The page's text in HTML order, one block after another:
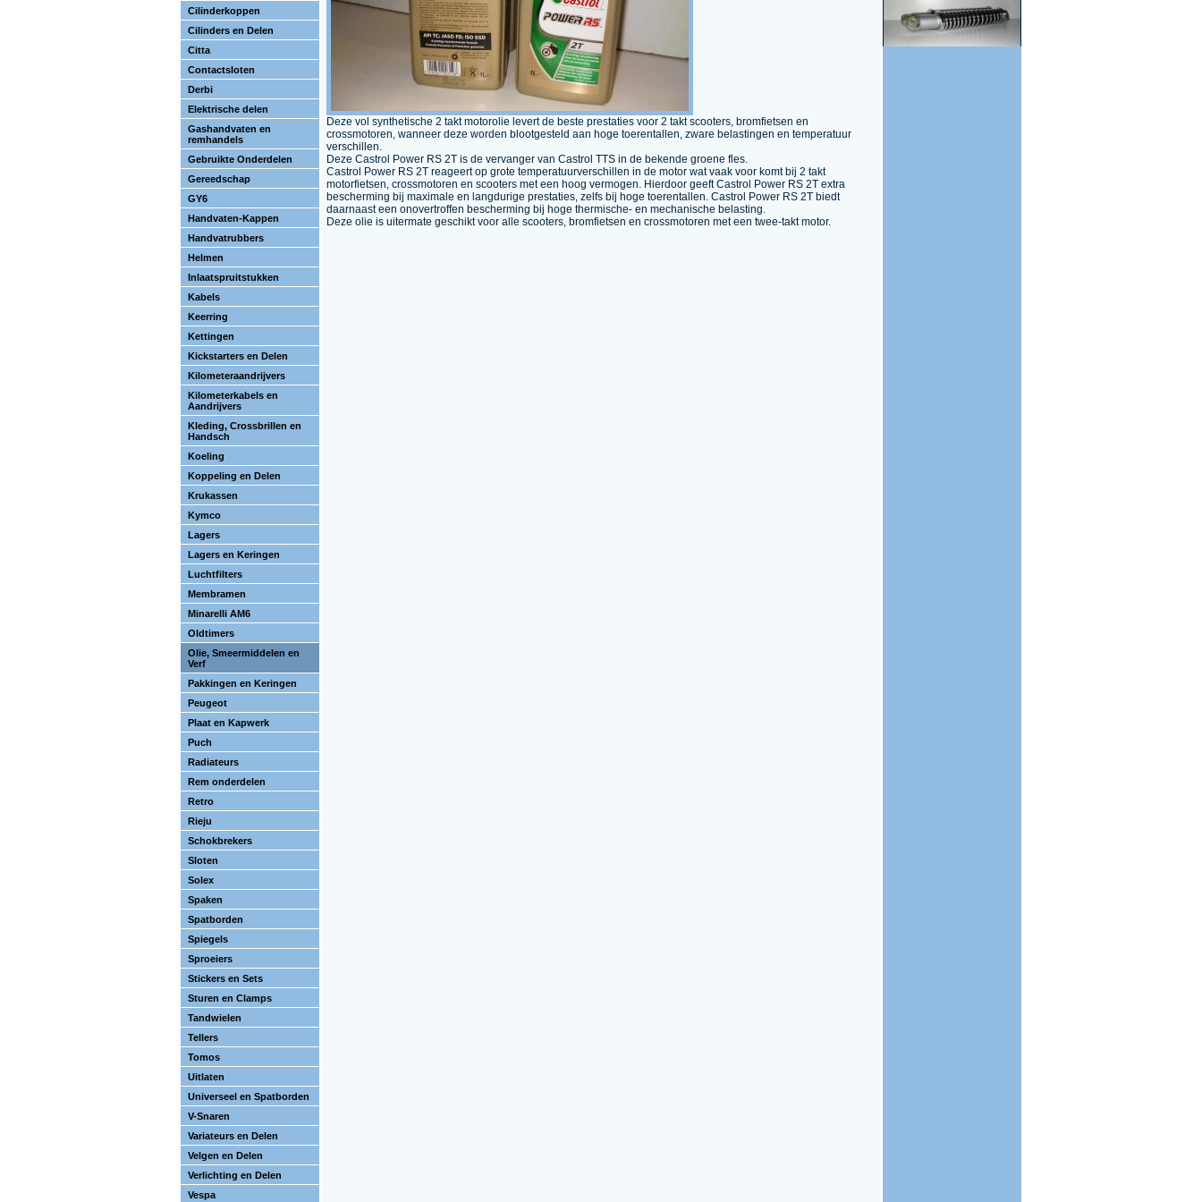
Cilinderkoppen
Cilinders en Delen
Citta
Contactsloten
Derbi
Elektrische delen
Gashandvaten en
remhandels
Gebruikte Onderdelen
Gereedschap
GY6
Handvaten-Kappen
Handvatrubbers
Helmen
Inlaatspruitstukken
Kabels
Keerring
Kettingen
Kickstarters en Delen
Kilometeraandrijvers
Kilometerkabels en
Aandrijvers
Kleding, Crossbrillen en
Handsch
Koeling
Koppeling en Delen
Krukassen
Kymco
Lagers
Lagers en Keringen
Luchtfilters
Membramen
Minarelli AM6
Oldtimers
Olie, Smeermiddelen en
Verf
Pakkingen en Keringen
Peugeot
Plaat en Kapwerk
Puch
Radiateurs
Rem onderdelen
Retro
Rieju
Schokbrekers
Sloten
Solex
Spaken
Spatborden
Spiegels
Sproeiers
Stickers en Sets
Sturen en Clamps
Tandwielen
Tellers
Tomos
Uitlaten
Universeel en Spatborden
V-Snaren
Variateurs en Delen
Velgen en Delen
Verlichting en Delen
Vespa
Deze vol synthetische 2 takt motorolie levert de beste prestaties voor 2 takt scooters, bromfietsen en
crossmotoren, wanneer deze worden blootgesteld aan hoge toerentallen, zware belastingen en temperatuur
verschillen.
Deze Castrol Power RS 2T is de vervanger van Castrol TTS in de bekende groene fles.
Castrol Power RS 2T reageert op grote temperatuurverschillen in de motor wat vaak voor komt bij 2 takt
motorfietsen, crossmotoren en scooters met een hoog vermogen. Hierdoor geeft Castrol Power RS 2T extra
bescherming bij maximale en langdurige prestaties, zelfs bij hoge toerentallen. Castrol Power RS 2T biedt
daarnaast een onovertroffen bescherming bij hoge thermische- en mechanische belasting.
Deze olie is uitermate geschikt voor alle scooters, bromfietsen en crossmotoren met een twee-takt motor.